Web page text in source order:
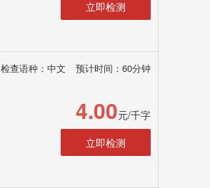
立即检测
检查语种：中文 预计时间：60分钟
4.00元/千字
立即检测